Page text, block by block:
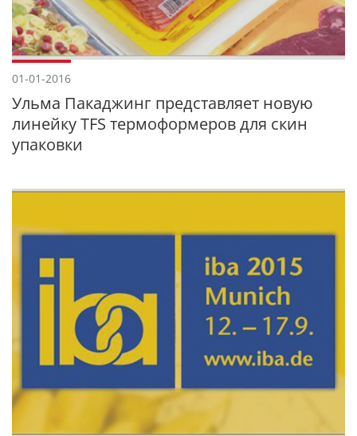
01-01-2016
Ульма Пакаджинг представляет новую
линейку TFS термоформеров для скин
упаковки